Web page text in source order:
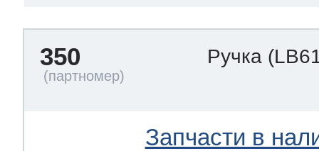
350 Ручка
Запчасти в